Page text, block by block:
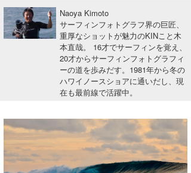
波情報･概況
WAVE HUNTER波予想ツール
会員メニュー
今月のプレゼント
Naoya Kimoto
サーフィンフォトグラフ界の巨匠、
重厚なショットが魅力のKINこと木
本直哉。 16才でサーフィンを覚え、
20才からサーフィンフォトグラフィ
ーの道を歩みだす。1981年から冬の
ハワイノースショアに通いだし、現
在も最前線で活躍中。
ファッション/グッズ
アート＆エンタメ
ショップ情報
湘南
ウラナミ
お知らせ